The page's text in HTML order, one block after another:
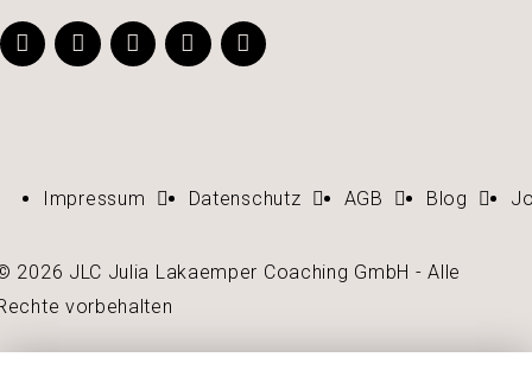
Impressum Datenschutz AGB Blog
2026 JLC Julia Lakaemper Coaching GmbH - Alle
vorbehalten